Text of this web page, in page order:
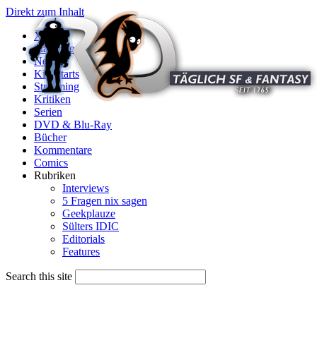
Direkt zum Inhalt
X
Startseite
News
Kinostarts
Streaming
Kritiken
Serien
DVD & Blu-Ray
Bücher
Kommentare
Comics
Rubriken
Interviews
5 Fragen nix sagen
Geekplauze
Sülters IDIC
Editorials
Features
Search this site